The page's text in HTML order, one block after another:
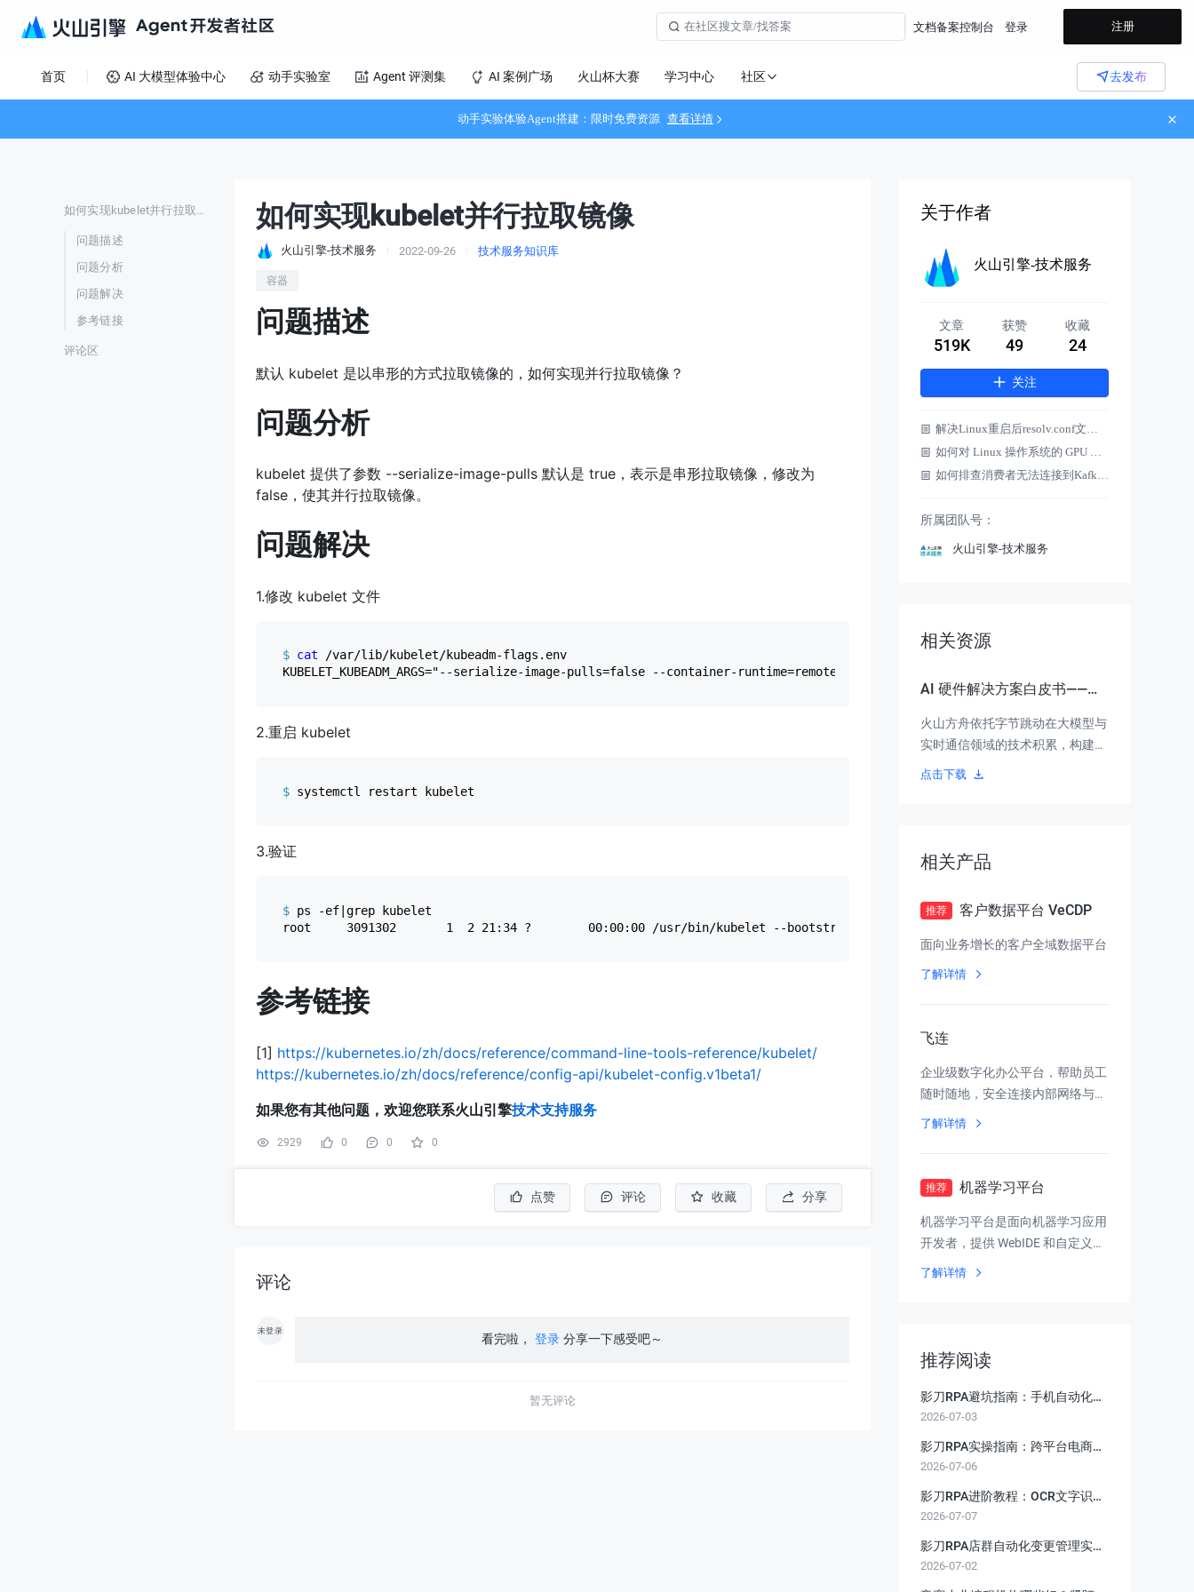
文档备案控制台 登录 注册
首页 AI 大模型体验中心 动手实验室 Agent 评测集 AI 案例广场 火山杯大赛 学习中心 社区 去发布
动手实验体验Agent搭建：限时免费资源 查看详情
如何实现kubelet并行拉取镜像
问题描述
问题分析
问题解决
参考链接
评论区
如何实现kubelet并行拉取镜像
火山引擎-技术服务 2022-09-26 技术服务知识库
容器
问题描述
默认 kubelet 是以串形的方式拉取镜像的，如何实现并行拉取镜像？
问题分析
kubelet 提供了参数 --serialize-image-pulls 默认是 true，表示是串形拉取镜像，修改为
false，使其并行拉取镜像。
问题解决
1.修改 kubelet 文件
$ cat /var/lib/kubelet/kubeadm-flags.env
2.重启 kubelet
$ systemctl restart kubelet
3.验证
$ ps -ef|grep kubelet
参考链接
[1] https://kubernetes.io/zh/docs/reference/command-line-tools-reference/kubelet/
https://kubernetes.io/zh/docs/reference/config-api/kubelet-config.v1beta1/
如果您有其他问题，欢迎您联系火山引擎技术支持服务
2929 0 0 0
点赞 评论 收藏 分享
关于作者
火山引擎-技术服务
文章
519K
获赞
49
收藏
24
关注
解决Linux重启后resolv.conf文件被重置问题
如何对 Linux 操作系统的 GPU 实例进行压测？
如何排查消费者无法连接到Kafka问题
所属团队号：
火山引擎-技术服务
相关资源
AI 硬件解决方案白皮书——全
流程落地指南
火山方舟依托字节跳动在大模型与
实时通信领域的技术积累，构建了
“端到端 AI 硬件解决方案”，为硬件
点击下载
相关产品
推荐 客户数据平台 VeCDP
面向业务增长的客户全域数据平台
了解详情
飞连
企业级数字化办公平台，帮助员工
随时随地，安全连接内部网络与应
了解详情
推荐 机器学习平台
机器学习平台是面向机器学习应用
开发者，提供 WebIDE 和自定义训
练等丰富建模工具、多框架高性能
了解详情
推荐阅读
影刀RPA避坑指南：手机自动化
ADB环境搭建时连接失败与中文输
入乱码的完整修复方案
2026-07-03
影刀RPA实操指南：跨平台电商订
单自动处理系统从0到1搭建
2026-07-06
影刀RPA进阶教程：OCR文字识别
与验证码自动处理实战
2026-07-07
影刀RPA店群自动化变更管理实
战：多平台适配层、灰度发布与无
损回滚体系设计
2026-07-02
评论
未登录
看完啦， 登录 分享一下感受吧～
暂无评论